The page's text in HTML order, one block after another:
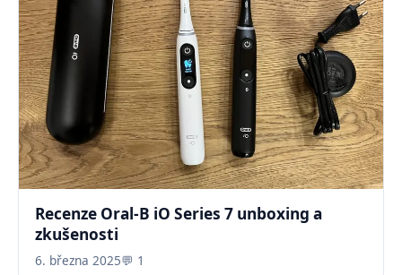
Recenze Oral-B iO Series 7 unboxing a
zkušenosti
6. března 2025💬 1